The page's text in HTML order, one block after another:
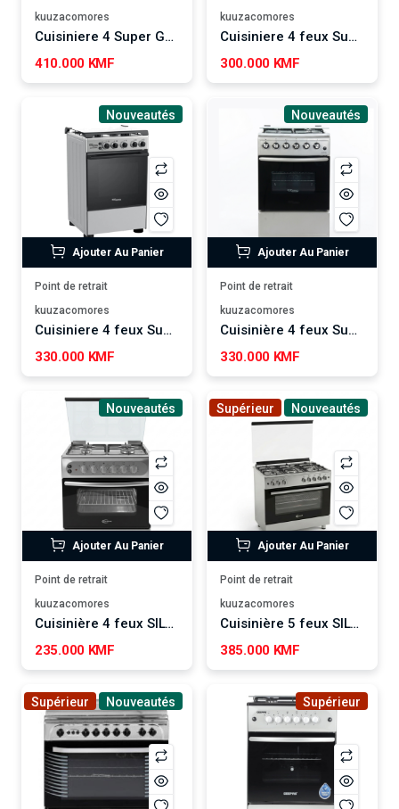
kuuzacomores
Cuisiniere 4 Super Général - SGC6580FS
410.000 KMF
kuuzacomores
Cuisiniere 4 feux Super Général - SGC501LSX1
300.000 KMF
Nouveautés
Ajouter Au Panier
Point de retrait
kuuzacomores
Cuisiniere 4 feux Super Général - SGC 501LSX(NX)
330.000 KMF
Nouveautés
Ajouter Au Panier
Point de retrait
kuuzacomores
Cuisinière 4 feux Super Général en acier inoxydable - SGC5470MSFS
330.000 KMF
Nouveautés
Ajouter Au Panier
Point de retrait
kuuzacomores
Cuisinière 4 feux SILVERDOME FSC-504
235.000 KMF
Supérieur Nouveautés
Ajouter Au Panier
Point de retrait
kuuzacomores
Cuisinière 5 feux SILVERDOME FSC-963
385.000 KMF
Supérieur Nouveautés Supérieur